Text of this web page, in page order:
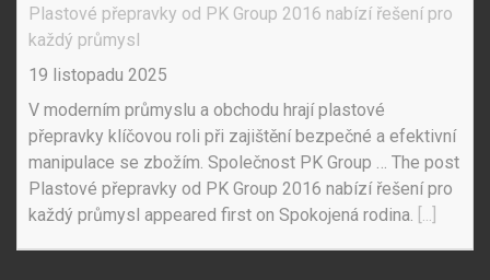
Plastové přepravky od PK Group 2016 nabízí řešení pro
každý průmysl
19 listopadu 2025
V moderním průmyslu a obchodu hrají plastové
přepravky klíčovou roli při zajištění bezpečné a efektivní
manipulace se zbožím. Společnost PK Group … The post
Plastové přepravky od PK Group 2016 nabízí řešení pro
každý průmysl appeared first on Spokojená rodina. [...]